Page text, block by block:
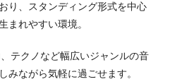
り、スタンディング形式を中心
まれやすい環境。
テクノなど幅広いジャンルの音
みながら気軽に過ごせます。